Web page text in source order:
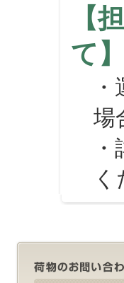
【
て】
・
場
・
く